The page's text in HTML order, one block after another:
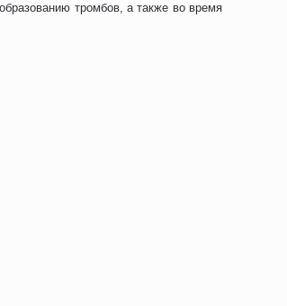
тромбов, а также во время